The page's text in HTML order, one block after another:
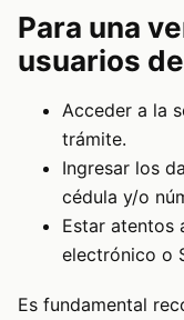
Para una
usuarios
Acceder a la
trámite.
Ingresar los
cédula y/o
Estar atentos
electrónico o
Es fundamental